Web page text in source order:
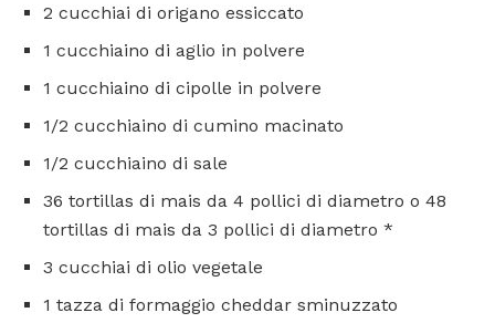
2 cucchiai di origano essiccato
1 cucchiaino di aglio in polvere
1 cucchiaino di cipolle in polvere
1/2 cucchiaino di cumino macinato
1/2 cucchiaino di sale
36 tortillas di mais da 4 pollici di diametro o 48
tortillas di mais da 3 pollici di diametro *
3 cucchiai di olio vegetale
1 tazza di formaggio cheddar sminuzzato